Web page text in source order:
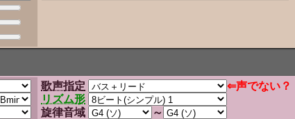
歌声指定
⇐声でない？
リズム形
旋律音域
～